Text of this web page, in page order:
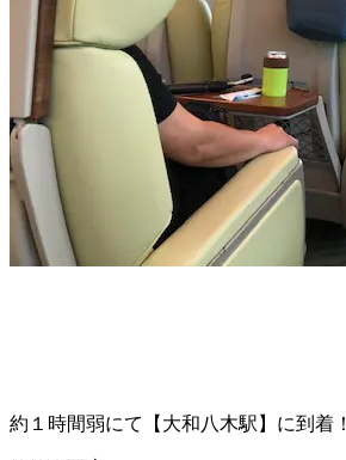
約１時間弱にて【大和八木駅】に到着！